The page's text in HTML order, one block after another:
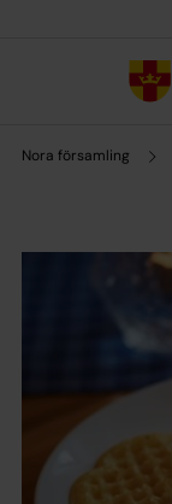
Nora församling